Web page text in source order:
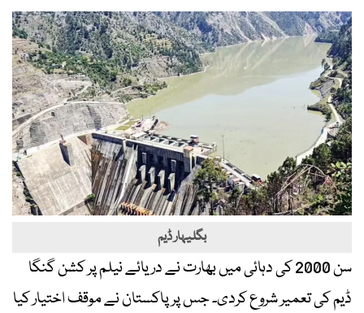
بگلیہار ڈیم
سن 2000 کی دہائی میں بھارت نے دریائے نیلم پر کشن گنگا
ڈیم کی تعمیر شروع کردی۔ جس پر پاکستان نے موقف اختیار کیا